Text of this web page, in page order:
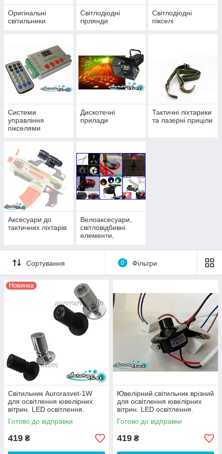
Оригінальні
світильники
Світлодіодні
гірлянди
Світлодіодні
пікселі
Системи
управління
пікселями
Дискотечні
прилади
Тактичні ліхтарики
та лазерні приціли
Аксесуари до
тактичних ліхтарів
Велоаксесуари,
світловідбивні
елементи,
Сортування 0 Фільтри
Новинка
Світильник Aurorasvet-1W
для освітлення ювелірних
вітрин. LED освітлення.
Світлодіодне освітлення.
Готово до відправки
419 ₴
Ювелірний світильник врізний
для освітлення ювелірних
вітрин. LED освітлення.
Світлодіодне освітлення.
Готово до відправки
419 ₴